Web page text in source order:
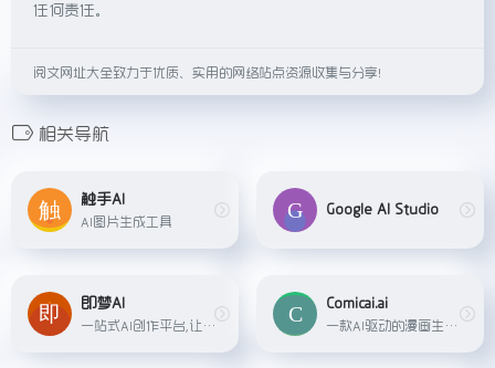
任何责任。
阅文网址大全致力于优质、实用的网络站点资源收集与分享！
相关导航
触手AI
AI图片生成工具
Google AI Studio
即梦AI
一站式AI创作平台,让灵感即刻成片。即梦提供AI绘画和AIGC视频创作体验,拥有激发无限创作灵感的社区。
Comicai.ai
一款AI驱动的漫画生成工具，支持脚本生成图片或平台现在生成图片进而创作高质量的漫画，这款工具非常适合新手朋友们，新用户首次登录可以获得1200积分。那每生成一次只需要三个积...